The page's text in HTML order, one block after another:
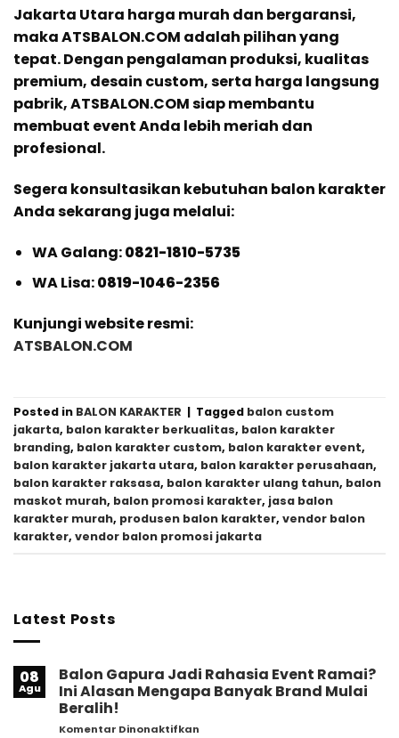
Jakarta Utara harga murah dan bergaransi,
maka ATSBALON.COM adalah pilihan yang
tepat. Dengan pengalaman produksi, kualitas
premium, desain custom, serta harga langsung
pabrik, ATSBALON.COM siap membantu
membuat event Anda lebih meriah dan
profesional.
Segera konsultasikan kebutuhan balon karakter
Anda sekarang juga melalui:
WA Galang:0821-1810-5735
WA Lisa:0819-1046-2356
Kunjungi website resmi:
ATSBALON.COM
Posted in BALON KARAKTER | Tagged balon custom
jakarta, balon karakter berkualitas, balon karakter
branding, balon karakter custom, balon karakter event,
balon karakter jakarta utara, balon karakter perusahaan,
balon karakter raksasa, balon karakter ulang tahun, balon
maskot murah, balon promosi karakter, jasa balon
karakter murah, produsen balon karakter, vendor balon
karakter, vendor balon promosi jakarta
Latest Posts
08
Agu
Balon Gapura Jadi Rahasia Event Ramai?
Ini Alasan Mengapa Banyak Brand Mulai
Beralih!
Komentar Dinonaktifkan